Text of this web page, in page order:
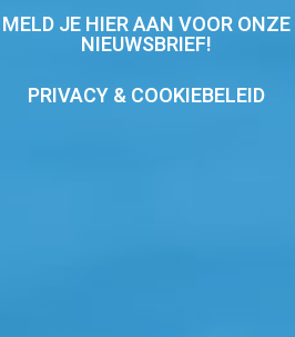
MELD JE HIER AAN VOOR ONZE
NIEUWSBRIEF!
PRIVACY & COOKIEBELEID